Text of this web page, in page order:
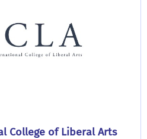
College of Liberal Arts